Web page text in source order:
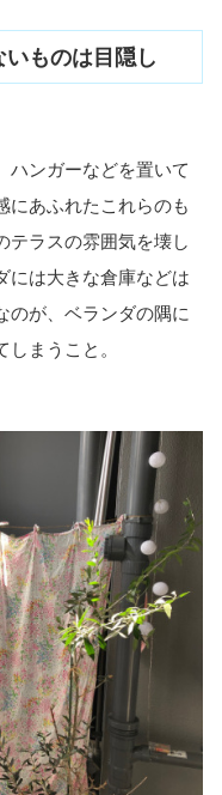
ものは目隠し
ハンガーなどを置いて
にあふれたこれらのも
テラスの雰囲気を壊し
には大きな倉庫などは
のが、ベランダの隅に
まうこと。